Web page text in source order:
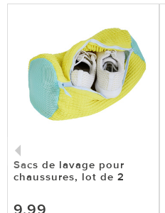
Sacs de lavage pour
chaussures, lot de 2